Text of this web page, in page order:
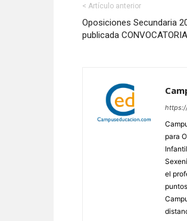
< Artículo anterior
Oposiciones Secundaria
publicada CONVOCATORIA
para
el